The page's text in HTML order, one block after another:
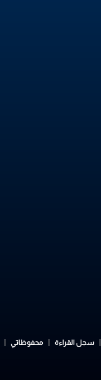
سجل القراءة محفوظاتي